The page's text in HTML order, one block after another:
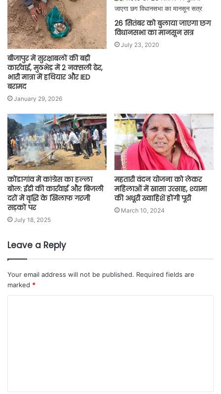
बीजापुर में सुरक्षाबलों की बड़ी
कार्रवाई, मुठभेड़ में 2 नक्सली ढेर,
भारी मात्रा में हथियार और IED
बरामद
January 29, 2026
26 सितंबर को बुलाया जाएगा छग
विधानसभा का मानसून सत्र
July 23, 2020
कोंडागांव में कांग्रेस का हल्ला
बोल: ईडी की कार्रवाई और बिजली
दरों में वृद्धि के खिलाफ गरजी
सड़कों पर
July 18, 2025
महतारी वंदन योजना को लेकर
महिलाओं में खासा उत्साह, श्यामा
की अधूरी ख्वाहिशें होंगी पूरी
March 10, 2024
Leave a Reply
Your email address will not be published. Required fields are
marked *